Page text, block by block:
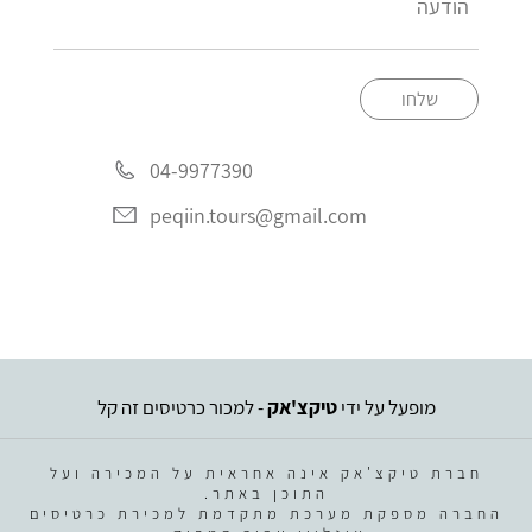
שלחו
04-9977390
peqiin.tours@gmail.com
מופעל על ידיטיקצ'אק- למכור כרטיסים זה קל
חברת טיקצ'אק אינה אחראית על המכירה ועל
התוכן באתר.
החברה מספקת מערכת מתקדמת למכירת כרטיסים